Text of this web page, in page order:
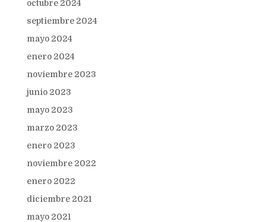
octubre 2024
septiembre 2024
mayo 2024
enero 2024
noviembre 2023
junio 2023
mayo 2023
marzo 2023
enero 2023
noviembre 2022
enero 2022
diciembre 2021
mayo 2021